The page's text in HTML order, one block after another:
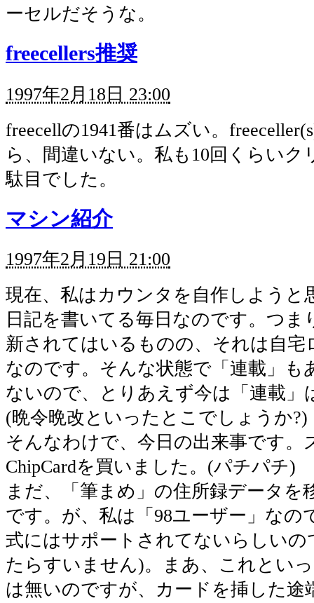
ーセルだそうな。
freecellers推奨
1997年2月18日 23:00
freecellの1941番はムズい。
ら、間違いない。私も10回くらいク
駄目でした。
マシン紹介
1997年2月19日 21:00
現在、私はカウンタを自作しようと
日記を書いてる毎日なのです。つま
新されてはいるものの、それは自宅
なのです。そんな状態で「連載」も
ないので、とりあえず今は「連載」
(晩令晩改といったとこでしょうか?)
そんなわけで、今日の出来事です。
ChipCardを買いました。(パチパチ)
まだ、「筆まめ」の住所録データを
です。が、私は「98ユーザー」なの
式にはサポートされてないらしいの
たらすいません)。まあ、これとい
は無いのですが、カードを挿した途